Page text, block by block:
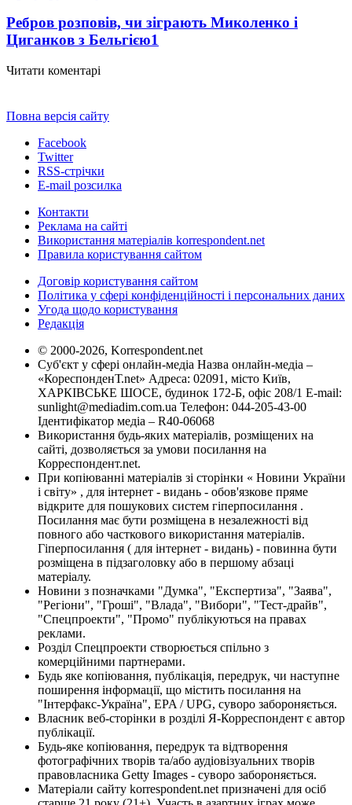
Ребров розповів, чи зіграють Миколенко і
Циганков з Бельгією1
Читати коментарі
Повна версія сайту
Facebook
Twitter
RSS-стрічки
E-mail розсилка
Контакти
Реклама на сайті
Використання матеріалів korrespondent.net
Правила користування сайтом
Договір користування сайтом
Політика у сфері конфіденційності і персональних даних
Угода щодо користування
Редакція
© 2000-2026, Korrespondent.net
Суб'єкт у сфері онлайн-медіа Назва онлайн-медіа –
«КореспонденТ.net» Адреса: 02091, місто Київ,
ХАРКІВСЬКЕ ШОСЕ, будинок 172-Б, офіс 208/1 E-mail:
sunlight@mediadim.com.ua Телефон: 044-205-43-00
Ідентифікатор медіа – R40-06068
Використання будь-яких матеріалів, розміщених на
сайті, дозволяється за умови посилання на
Корреспондент.net.
При копіюванні матеріалів зі сторінки « Новини України
і світу» , для інтернет - видань - обов'язкове пряме
відкрите для пошукових систем гіперпосилання .
Посилання має бути розміщена в незалежності від
повного або часткового використання матеріалів.
Гіперпосилання ( для інтернет - видань) - повинна бути
розміщена в підзаголовку або в першому абзаці
матеріалу.
Новини з позначками "Думка", "Експертиза", "Заява",
"Регіони", "Гроші", "Влада", "Вибори", "Тест-драйв",
"Спецпроекти", "Промо" публікуються на правах
реклами.
Розділ Спецпроекти створюється спільно з
комерційними партнерами.
Будь яке копіювання, публікація, передрук, чи наступне
поширення інформації, що містить посилання на
"Інтерфакс-Україна", EPA / UPG, суворо забороняється.
Власник веб-сторінки в розділі Я-Корреспондент є автор
публікації.
Будь-яке копіювання, передрук та відтворення
фотографічних творів та/або аудіовізуальних творів
правовласника Getty Images - суворо забороняється.
Матеріали сайту korrespondent.net призначені для осіб